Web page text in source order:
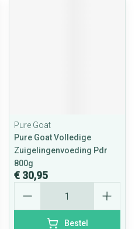
Pure Goat
Pure Goat Volledige
Zuigelingenvoeding Pdr
800g
€ 30,95
Bestel